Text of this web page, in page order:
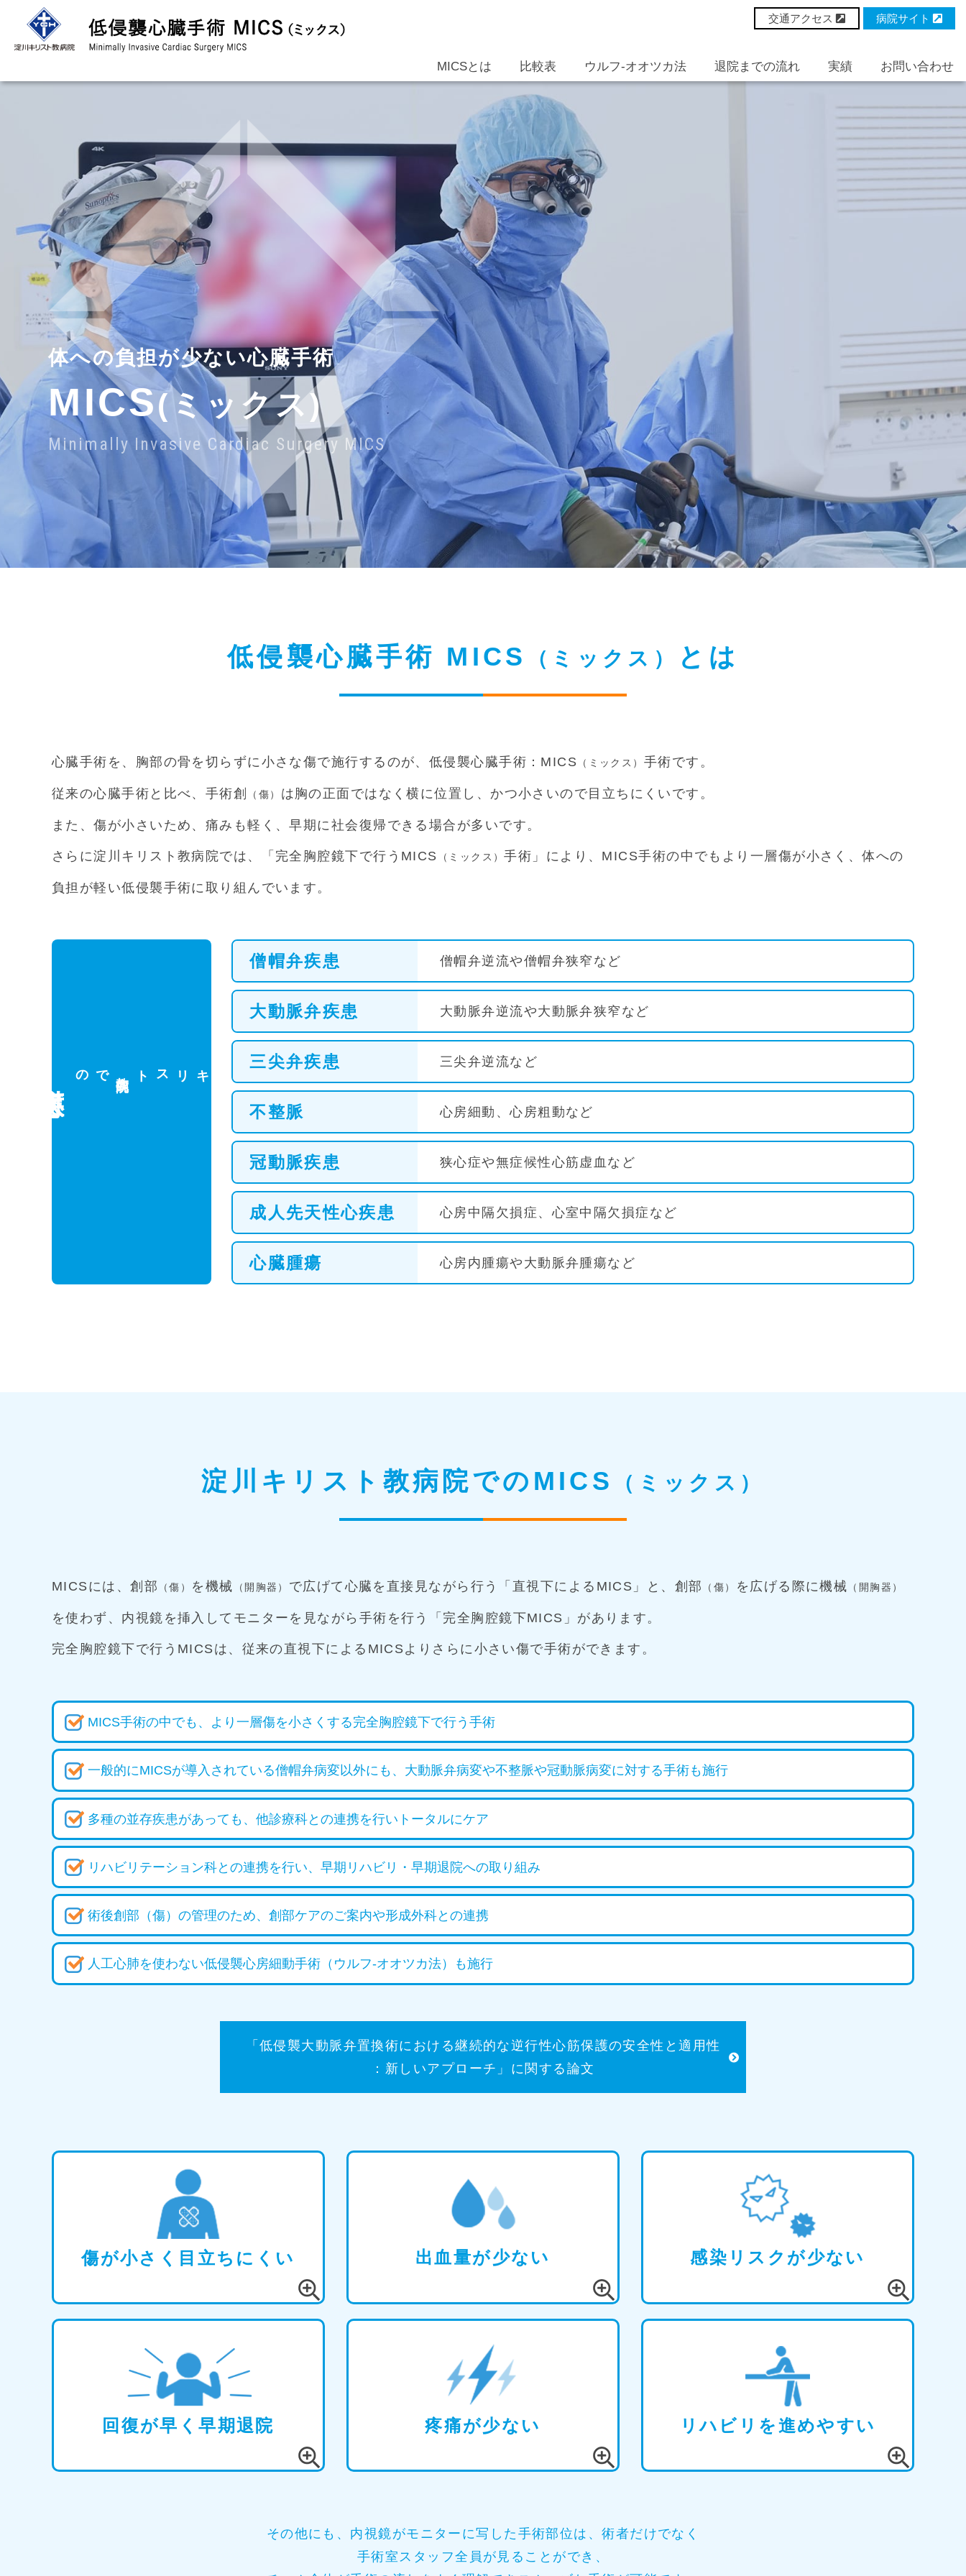
MICSとは 比較表 ウルフ-オオツカ法 退院までの流れ 実績 お問い合わせ
交通アクセス 病院サイト
体への負担が少ない心臓手術
MICS(ミックス)
Minimally Invasive Cardiac Surgery MICS
低侵襲心臓手術 MICS （ミックス） とは
心臓手術を、胸部の骨を切らずに小さな傷で施行するのが、低侵襲心臓手術：MICS （ミックス） 手術です。
従来の心臓手術と比べ、手術創 （傷） は胸の正面ではなく横に位置し、かつ小さいので目立ちにくいです。
また、傷が小さいため、痛みも軽く、早期に社会復帰できる場合が多いです。
さらに淀川キリスト教病院では、「完全胸腔鏡下で行うMICS （ミックス）手術」により、MICS手術の中でもより一層傷が小さく、体への
負担が軽い低侵襲手術に取り組んでいます。
キリスト
での
僧帽弁疾患 僧帽弁逆流や僧帽弁狭窄など
大動脈弁疾患 大動脈弁逆流や大動脈弁狭窄など
三尖弁疾患 三尖弁逆流など
不整脈 心房細動、心房粗動など
冠動脈疾患 狭心症や無症候性心筋虚血など
成人先天性心疾患 心房中隔欠損症、心室中隔欠損症など
心臓腫瘍 心房内腫瘍や大動脈弁腫瘍など
淀川キリスト教病院での MICS （ミックス）
MICSには、創部 （傷） を機械 （開胸器） で広げて心臓を直接見ながら行う「直視下によるMICS」と、創部 （傷） を広げる際に機械 （開胸器）
を使わず、内視鏡を挿入してモニターを見ながら手術を行う「完全胸腔鏡下MICS」があります。
完全胸腔鏡下で行うMICSは、従来の直視下によるMICSよりさらに小さい傷で手術ができます。
MICS手術の中でも、より一層傷を小さくする完全胸腔鏡下で行う手術
一般的にMICSが導入されている僧帽弁病変以外にも、大動脈弁病変や不整脈や冠動脈病変に対する手術も施行
多種の並存疾患があっても、他診療科との連携を行いトータルにケア
リハビリテーション科との連携を行い、早期リハビリ・早期退院への取り組み
術後創部（傷）の管理のため、創部ケアのご案内や形成外科との連携
人工心肺を使わない低侵襲心房細動手術（ウルフ-オオツカ法）も施行
「低侵襲大動脈弁置換術における継続的な逆行性心筋保護の安全性と適用性
：新しいアプローチ」に関する論文
傷が小さく目立ちにくい 出血量が少ない 感染リスクが少ない
回復が早く早期退院 疼痛が少ない リハビリを進めやすい
その他にも、内視鏡がモニターに写した手術部位は、術者だけでなく
手術室スタッフ全員が見ることができ、